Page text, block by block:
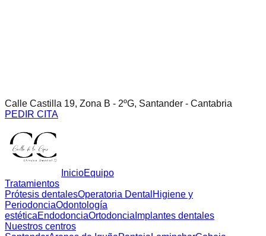
Calle Castilla 19, Zona B - 2ºG, Santander - Cantabria
PEDIR CITA
InicioEquipo
Tratamientos
Prótesis dentalesOperatoria Dental Higiene y
PeriodonciaOdontología
estéticaEndodonciaOrtodoncia Implantes dentales
Nuestros centros